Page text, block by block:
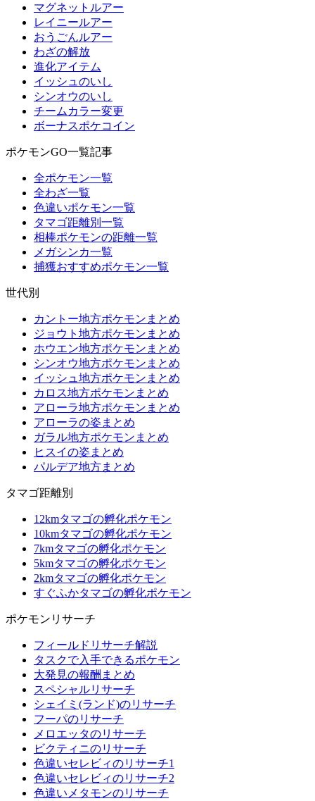
マグネットルアー
レイニールアー
おうごんルアー
わざの解放
進化アイテム
イッシュのいし
シンオウのいし
チームカラー変更
ボーナスポケコイン
ポケモンGO一覧記事
全ポケモン一覧
全わざ一覧
色違いポケモン一覧
タマゴ距離別一覧
相棒ポケモンの距離一覧
メガシンカ一覧
捕獲おすすめポケモン一覧
世代別
カントー地方ポケモンまとめ
ジョウト地方ポケモンまとめ
ホウエン地方ポケモンまとめ
シンオウ地方ポケモンまとめ
イッシュ地方ポケモンまとめ
カロス地方ポケモンまとめ
アローラ地方ポケモンまとめ
アローラの姿まとめ
ガラル地方ポケモンまとめ
ヒスイの姿まとめ
パルデア地方まとめ
タマゴ距離別
12kmタマゴの孵化ポケモン
10kmタマゴの孵化ポケモン
7kmタマゴの孵化ポケモン
5kmタマゴの孵化ポケモン
2kmタマゴの孵化ポケモン
すぐふかタマゴの孵化ポケモン
ポケモンリサーチ
フィールドリサーチ解説
タスクで入手できるポケモン
大発見の報酬まとめ
スペシャルリサーチ
シェイミ(ランド)のリサーチ
フーパのリサーチ
メロエッタのリサーチ
ビクティニのリサーチ
色違いセレビィのリサーチ1
色違いセレビィのリサーチ2
色違いメタモンのリサーチ